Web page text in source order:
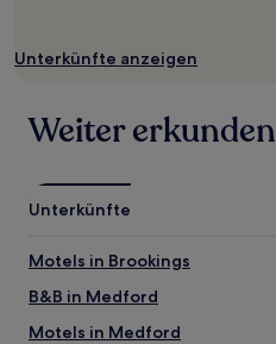
gelten.
Unterkünfte anzeigen
Weiter erkunden
Unterkünfte
Motels in Brookings
B&B in Medford
Motels in Medford